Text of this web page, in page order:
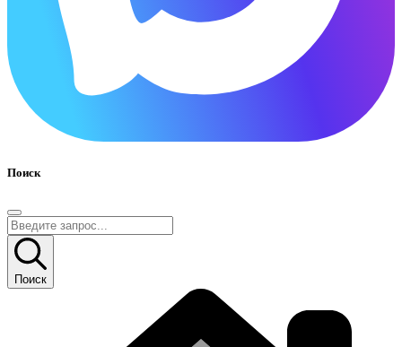
Поиск
Поиск